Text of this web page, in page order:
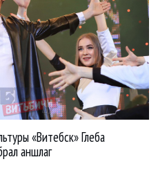
«Витебск» Глеба
аншлаг